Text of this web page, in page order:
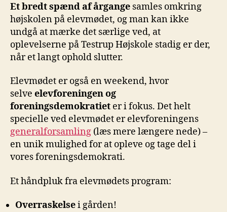
Et bredt spænd af årgange samles omkring
højskolen på elevmødet, og man kan ikke
undgå at mærke det særlige ved, at
oplevelserne på Testrup Højskole stadig er der,
når et langt ophold slutter.
Elevmødet er også en weekend, hvor
selve elevforeningen og
foreningsdemokratiet er i fokus. Det helt
specielle ved elevmødet er elevforeningens
generalforsamling (læs mere længere nede) –
en unik mulighed for at opleve og tage del i
vores foreningsdemokrati.
Et håndpluk fra elevmødets program:
Overraskelsei gården!